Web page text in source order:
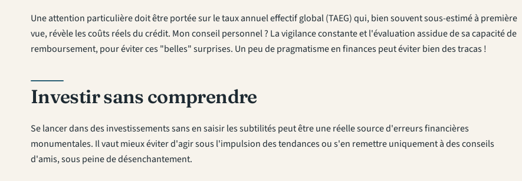
Une attention particulière doit être portée sur le taux annuel effectif global (TAEG) qui, bien souvent sous-estimé à première
vue, révèle les coûts réels du crédit. Mon conseil personnel ? La vigilance constante et l'évaluation assidue de sa capacité de
remboursement, pour éviter ces "belles" surprises. Un peu de pragmatisme en finances peut éviter bien des tracas !
Investir sans comprendre
Se lancer dans des investissements sans en saisir les subtilités peut être une réelle source d'erreurs financières
monumentales. Il vaut mieux éviter d'agir sous l'impulsion des tendances ou s'en remettre uniquement à des conseils
d'amis, sous peine de désenchantement.